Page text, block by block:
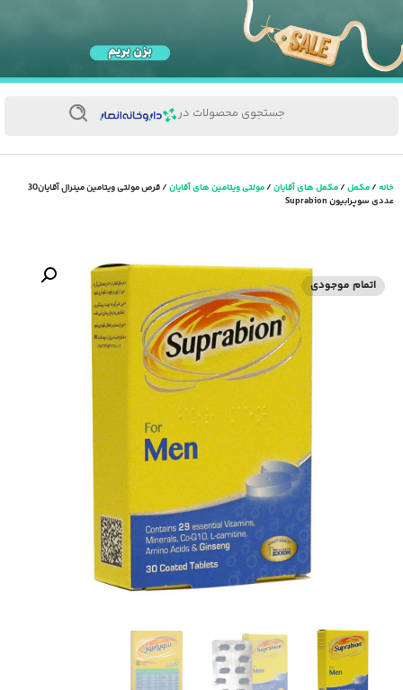
جستجوی محصولات در
خانه/مکمل/مکمل های آقایان/مولتی ویتامین های آقایان
/ قرص مولتی ویتامین مینرال آقایان30
عددی سوپرابیون Suprabion
اتمام موجودی